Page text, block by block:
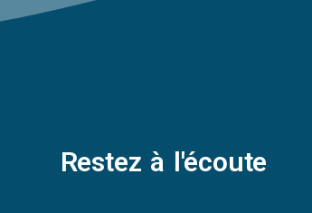
Restez à l'écoute